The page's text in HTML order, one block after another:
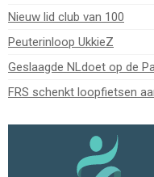
Nieuw lid club van 100
Peuterinloop UkkieZ
Geslaagde NLdoet op de
FRS schenkt loopfietsen